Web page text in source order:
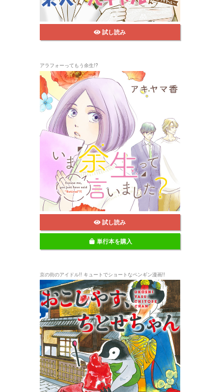
試し読み
アラフォーってもう余生!?
試し読み
単行本を購入
京の街のアイドル!! キュートでショートなペンギン漫画!!